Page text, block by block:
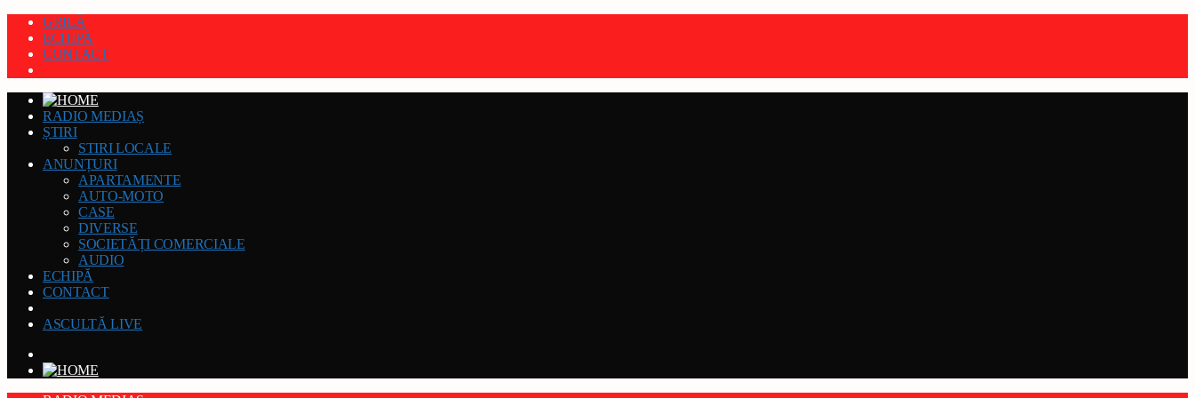
GRILĂ
ECHIPĂ
CONTACT
RADIO MEDIAȘ
ȘTIRI
STIRI LOCALE
ANUNȚURI
APARTAMENTE
AUTO-MOTO
CASE
DIVERSE
SOCIETĂȚI COMERCIALE
AUDIO
ECHIPĂ
CONTACT
ASCULTĂ LIVE